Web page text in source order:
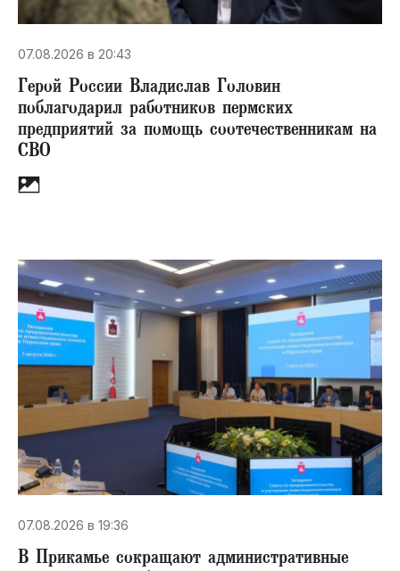
07.08.2026 в 20:43
Герой России Владислав Головин
поблагодарил работников пермских
предприятий за помощь соотечественникам на
СВО
07.08.2026 в 19:36
В Прикамье сокращают административные